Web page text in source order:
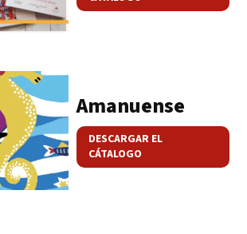
Amanuense
DESCARGAR EL
CÁTALOGO